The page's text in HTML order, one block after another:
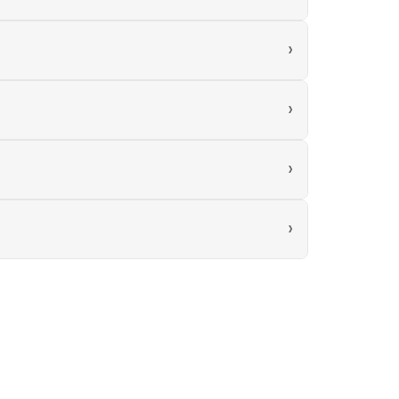
›
›
›
›